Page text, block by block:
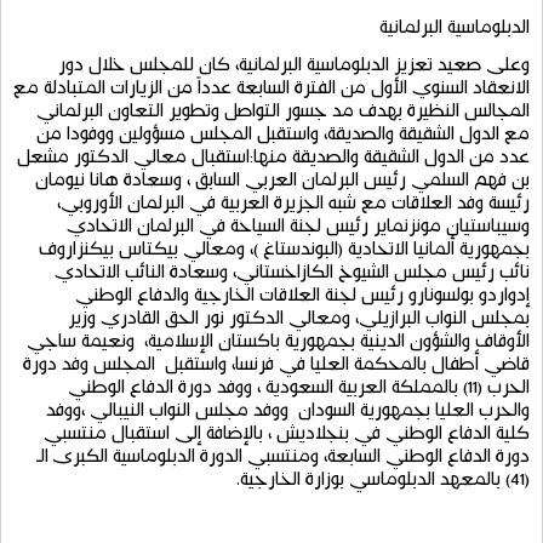
الدبلوماسيةالبرلمانية
وعلىصعيدتعزيزالدبلوماسيةالبرلمانية،كانللمجلسخلال دور
الانعقادالسنويالأولمنالفترةالسابعةعدداًمنالزياراتالمتبادلةمع
المجالسالنظيرةبهدف مدجسورالتواصلوتطويرالتعاونالبرلماني
معالدولالشقيقة والصديقة،واستقبلالمجلس مسؤولين ووفودامن
عددمنالدولالشقيقة والصديقةمنها:استقبال معاليالدكتورمشعل
بنفهمالسلميرئيسالبرلمانالعربيالسابق،وسعادةهانانيومان
رئيسةوفدالعلاقاتمعشبهالجزيرةالعربيةفيالبرلمانالأوروبي،
وسيباستيان مونزنمايررئيسلجنةالسياحة فيالبرلمانالاتحادي
بجمهوريةألمانيا الاتحادية(البوندستاغ)،ومعاليبيكتاسبيكنزاروف
نائبرئيسمجلسالشيوخالكازاخستاني،وسعادة النائبالاتحادي
إدواردوبولسونارورئيسلجنةالعلاقاتالخارجيةوالدفاع الوطني
بمجلسالنوابالبرازيلي،ومعاليالدكتورنورالحقالقادريوزير
الأوقافوالشؤونالدينيةبجمهوريةباكستان الإسلامية، ونعيمةساجي
قاضيأطفال بالمحكمةالعليافيفرنسا،واستقبل المجلس وفددورة
الحرب(11) بالمملكةالعربيةالسعودية ،ووفددورةالدفاعالوطني
والحربالعليابجمهوريةالسودان ووفدمجلسالنوابالنيبالي،ووفد
كليةالدفاعالوطنيفي بنجلاديش،بالإضافة إلى استقبال منتسبي
دورة الدفاع الوطني السابعة،ومنتسبي